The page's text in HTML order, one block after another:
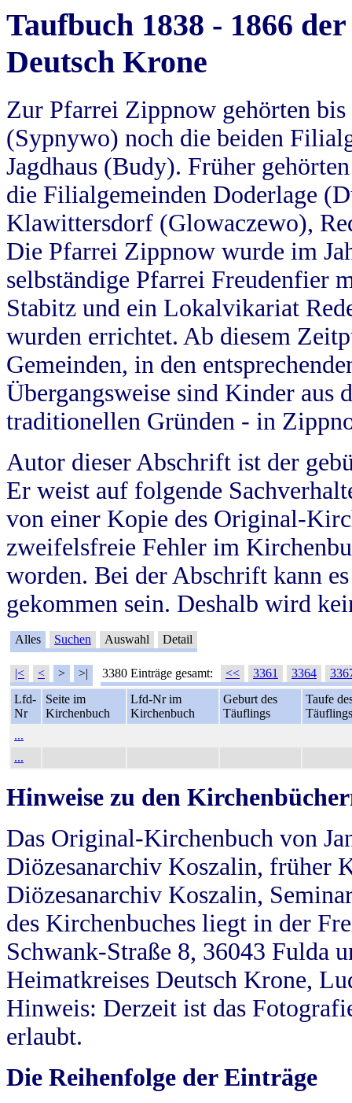
Taufbuch 1838 - 1866
Deutsch Krone
Zur Pfarrei Zippnow gehörten
(Sypnywo) noch die beiden
Jagdhaus (Budy). Früher
die Filialgemeinden Doderlage
Klawittersdorf (Glowaczewo),
Die Pfarrei Zippnow wurde im
selbständige Pfarrei Freudenfier
Stabitz und ein Lokalvikariat
wurden errichtet. Ab diesem
Gemeinden, in den
Übergangsweise sind Kinder aus
traditionellen Gründen - in
Autor dieser Abschrift ist der
Er weist auf folgende
von einer Kopie des Original-
zweifelsfreie Fehler im
worden. Bei der Abschrift kann
gekommen sein. Deshalb wird
Alles Suchen Auswahl Detail
|< < > >| 3380 Einträge gesamt: << 3361 3364
Lfd-
Nr
Seite im
Kirchenbuch
Lfd-Nr im
Kirchenbuch
Geburt des
Täuflings
Taufe
Täuflings
...
...
Hinweise zu den
Das Original-Kirchenbuch von
Diözesanarchiv Koszalin, früher
Diözesanarchiv Koszalin,
des Kirchenbuches liegt in der
Schwank-Straße 8, 36043 Fulda
Heimatkreises Deutsch Krone,
Hinweis: Derzeit ist das
erlaubt.
Die Reihenfolge der Einträge